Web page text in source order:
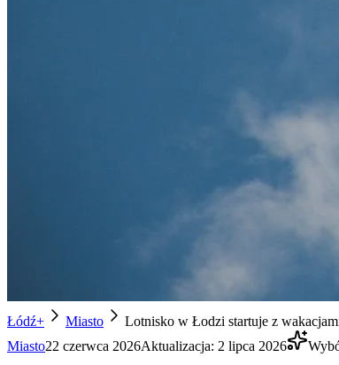
Łódź+ Miasto
Lotnisko w Łodzi startuje z
Miasto22 czerwca 2026Aktualizacja: 2 lipca 2026